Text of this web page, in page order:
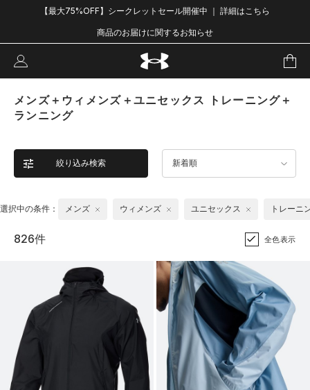
【最大75%OFF】シークレットセール開催中 ｜ 詳細はこちら
商品のお届けに関するお知らせ
メンズ＋ウィメンズ＋ユニセックス トレーニング＋
ランニング
絞り込み検索 新着順
選択中の条件： メンズ ウィメンズ ユニセックス トレーニ
826件 全色表示